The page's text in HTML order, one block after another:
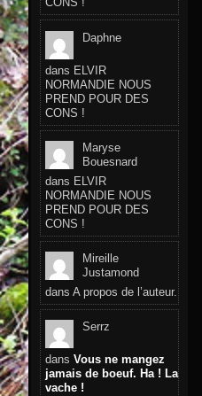
Daphne
dans ELVIR
NORMANDIE NOUS
PREND POUR DES
CONS !
Maryse
Bouesnard
dans ELVIR
NORMANDIE NOUS
PREND POUR DES
CONS !
Mireille
Justamond
dans A propos de l’auteur.
Serrz
dans Vous ne mangez
jamais de boeuf. Ha ! La
vache !